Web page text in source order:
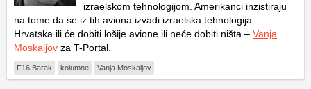
izraelskom tehnologijom. Amerikanci inzistiraju
na tome da se iz tih aviona izvadi izraelska tehnologija…
Hrvatska ili će dobiti lošije avione ili neće dobiti ništa – Vanja
Moskaljov za T-Portal.
F16 Barak kolumne Vanja Moskaljov